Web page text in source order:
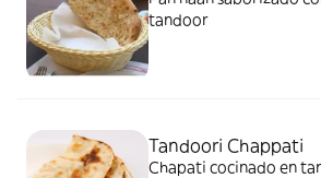
tandoor
Tandoori Chappati
Chapati cocinado en